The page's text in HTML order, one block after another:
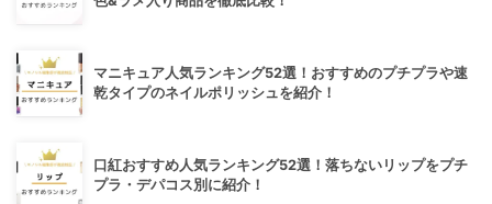
マニキュア人気ランキング52選！おすすめのプチプラや速
乾タイプのネイルポリッシュを紹介！
口紅おすすめ人気ランキング52選！落ちないリップをプチ
プラ・デパコス別に紹介！